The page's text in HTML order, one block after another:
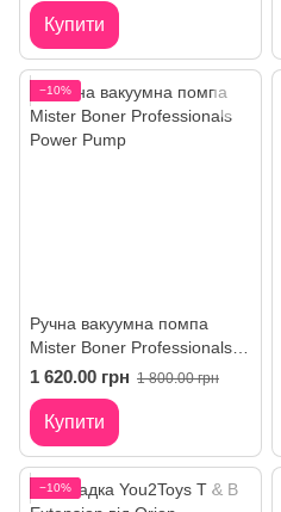
Купити
−10%
Ручна вакуумна помпа
Mister Boner Professionals
Power Pump
1 620.00 грн 1 800.00 грн
Купити
−10%